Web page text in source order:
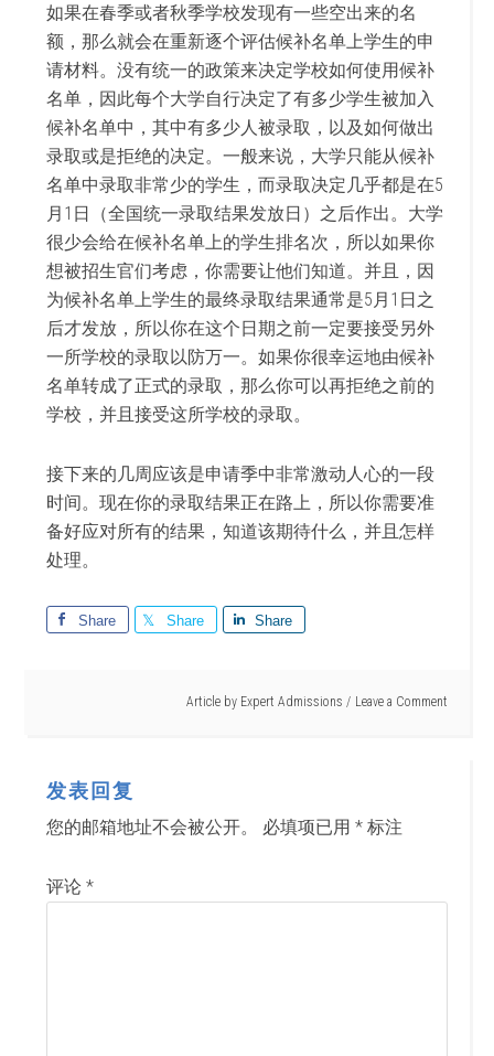
如果在春季或者秋季学校发现有一些空出来的名
额，那么就会在重新逐个评估候补名单上学生的申
请材料。没有统一的政策来决定学校如何使用候补
名单，因此每个大学自行决定了有多少学生被加入
候补名单中，其中有多少人被录取，以及如何做出
录取或是拒绝的决定。一般来说，大学只能从候补
名单中录取非常少的学生，而录取决定几乎都是在5
月1日（全国统一录取结果发放日）之后作出。大学
很少会给在候补名单上的学生排名次，所以如果你
想被招生官们考虑，你需要让他们知道。并且，因
为候补名单上学生的最终录取结果通常是5月1日之
后才发放，所以你在这个日期之前一定要接受另外
一所学校的录取以防万一。如果你很幸运地由候补
名单转成了正式的录取，那么你可以再拒绝之前的
学校，并且接受这所学校的录取。
接下来的几周应该是申请季中非常激动人心的一段
时间。现在你的录取结果正在路上，所以你需要准
备好应对所有的结果，知道该期待什么，并且怎样
处理。
Share Share Share
Article by Expert Admissions Leave a Comment
发表回复
您的邮箱地址不会被公开。 必填项已用* 标注
评论*